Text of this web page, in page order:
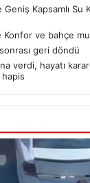
Geniş Kapsamlı Su
Konfor ve bahçe
geri döndü
verdi, hayatı
hapis